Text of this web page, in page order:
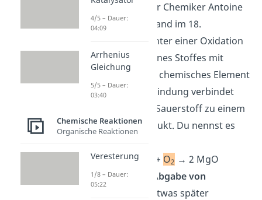
Sauerstoff
: Der Chemiker Antoine
Lavoisier verstand im 18.
Jahrhundert unter einer Oxidation
die Reaktion eines Stoffes mit
Sauerstoff
. Ein chemisches Element
oder eine Verbindung verbindet
sich dabei mit Sauerstoff zu einem
Reaktionsprodukt. Du nennst es
Beispiel:2 Mg + O2 → 2 MgO
Oxidation als
Abgabe von
: Etwas später
4/5 – Dauer:
04:09
Arrhenius
Gleichung
5/5 – Dauer:
03:40
Chemische Reaktionen
Organische Reaktionen
Veresterung
1/8 – Dauer:
05:22